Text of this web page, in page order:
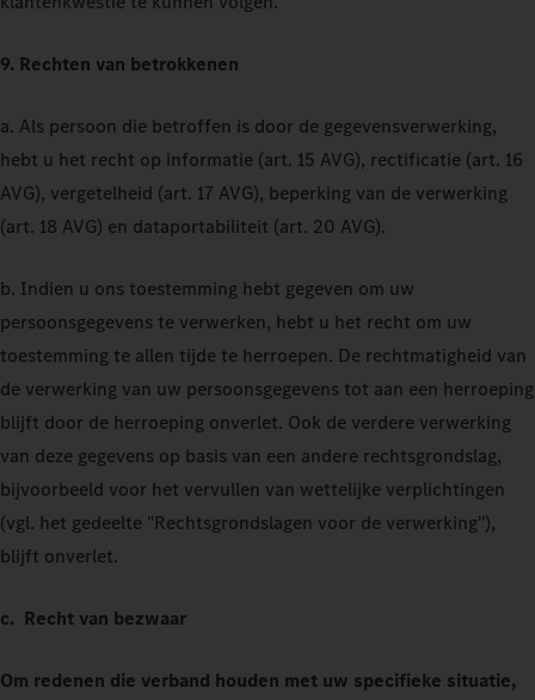
9. Rechten van betrokkenen
a. Als persoon die betroffen is door de gegevensverwerking,
hebt u het recht op informatie (art. 15 AVG), rectificatie (art. 16
AVG), vergetelheid (art. 17 AVG), beperking van de verwerking
(art. 18 AVG) en dataportabiliteit (art. 20 AVG).
b. Indien u ons toestemming hebt gegeven om uw
persoonsgegevens te verwerken, hebt u het recht om uw
toestemming te allen tijde te herroepen. De rechtmatigheid van
de verwerking van uw persoonsgegevens tot aan een herroeping
blijft door de herroeping onverlet. Ook de verdere verwerking
van deze gegevens op basis van een andere rechtsgrondslag,
bijvoorbeeld voor het vervullen van wettelijke verplichtingen
(vgl. het gedeelte "Rechtsgrondslagen voor de verwerking"),
blijft onverlet.
c. Recht van bezwaar
Om redenen die verband houden met uw specifieke situatie,